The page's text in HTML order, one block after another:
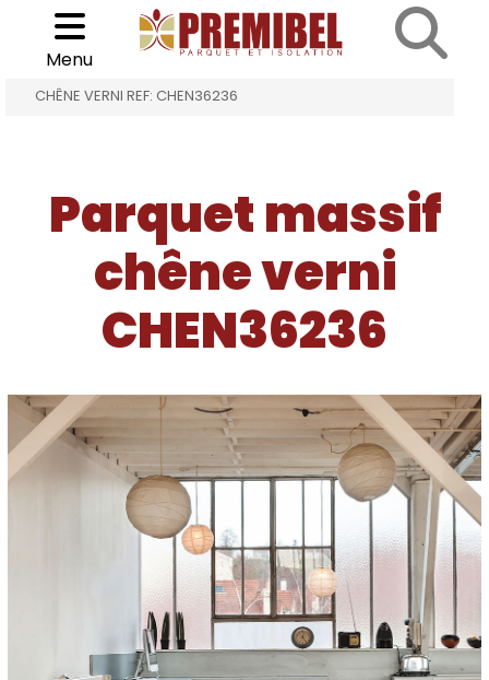
Choisir son parquet
Menu
ACCUEIL > PARQUET MASSIF CHÊNE VERNI >
CHÊNE VERNI REF: CHEN36236
Parquet massif
chêne verni
CHEN36236
Cookies management panel